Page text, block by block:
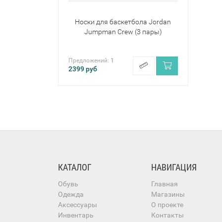
Носки для баскетбола Jordan
Jumpman Crew (3 пары)
Предложений: 1
2399руб
КАТАЛОГ
Обувь
Одежда
Аксессуары
Инвентарь
НАВИГАЦИЯ
Главная
Магазины
О проекте
Контакты